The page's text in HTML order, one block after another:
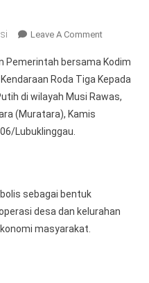
Leave A CommentOn
Musi
Rawas
Bersama
Kepada
Pemerintah bersama Kodim
Roda Tiga Kepada
di wilayah Musi Rawas,
(Muratara), Kamis
Lubuklinggau.
sebagai bentuk
desa dan kelurahan
masyarakat.